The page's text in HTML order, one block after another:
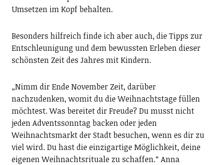
Umsetzen im Kopf behalten.
Besonders hilfreich finde ich aber auch, die Tipps zur
Entschleunigung und dem bewussten Erleben dieser
schönsten Zeit des Jahres mit Kindern.
„Nimm dir Ende November Zeit, darüber
nachzudenken, womit du die Weihnachtstage füllen
möchtest. Was bereitet dir Freude? Du musst nicht
jeden Adventssonntag backen oder jeden
Weihnachtsmarkt der Stadt besuchen, wenn es dir zu
viel wird. Du hast die einzigartige Möglichkeit, deine
eigenen Weihnachtsrituale zu schaffen.“ Anna